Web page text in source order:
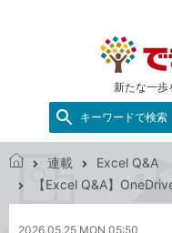
新たな一歩
キーワードで検索
連載
Excel Q&A
【Excel Q&A】
2026.05.25 MON 05:50